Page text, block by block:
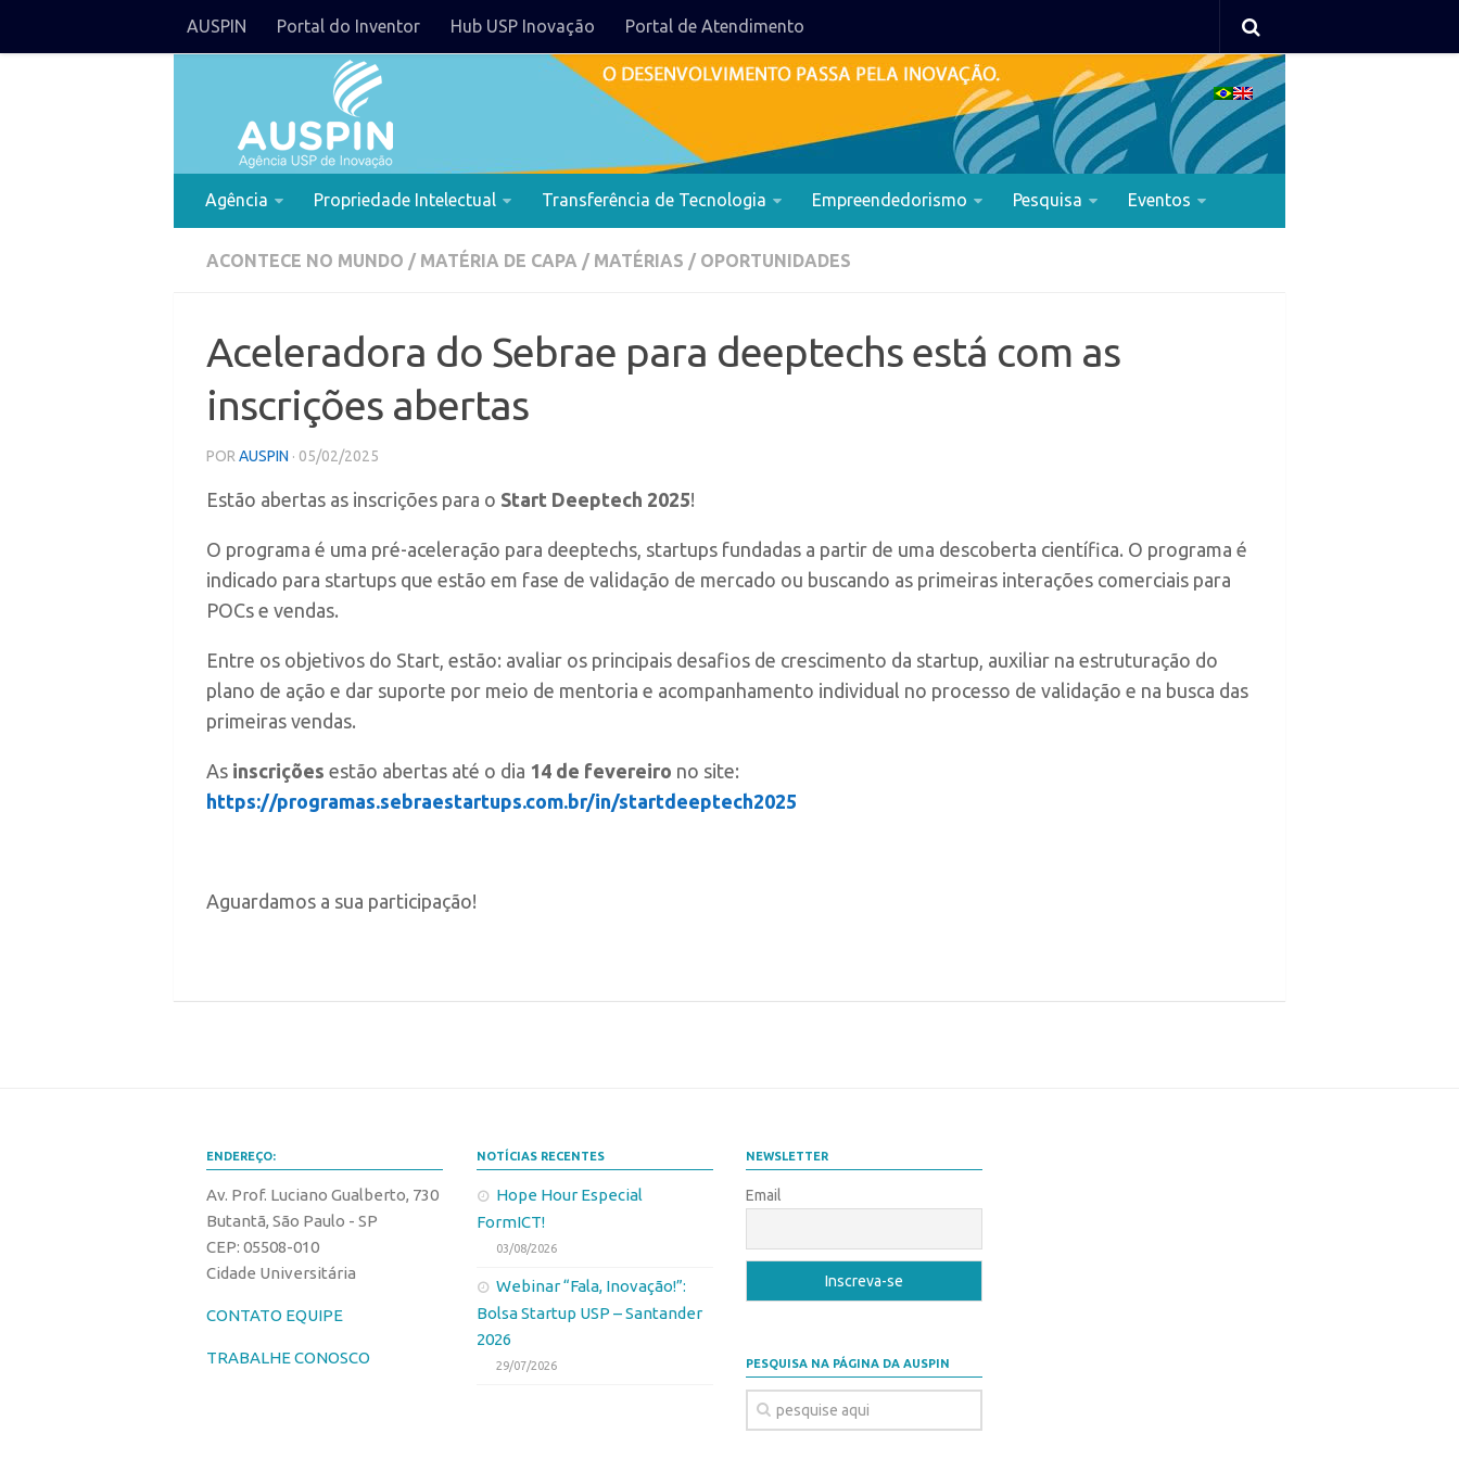
AUSPIN Portal do Inventor Hub USP Inovação Portal de Atendimento
Agência Propriedade Intelectual Transferência de Tecnologia Empreendedorismo Pesquisa Eventos
ACONTECE NO MUNDO / MATÉRIA DE CAPA / MATÉRIAS / OPORTUNIDADES
Aceleradora do Sebrae para deeptechs está com as
inscrições abertas
POR AUSPIN · 05/02/2025
Estão abertas as inscrições para o Start Deeptech 2025!
O programa é uma pré-aceleração para deeptechs, startups fundadas a partir de uma descoberta científica.​ O programa é
indicado para startups que estão em fase de validação de mercado ou buscando as primeiras interações comerciais para
POCs e vendas.
Entre os objetivos do Start, estão: avaliar os principais desafios de crescimento da startup, auxiliar na estruturação do
plano de ação e dar suporte por meio de mentoria e acompanhamento individual no processo de validação e na busca das
primeiras vendas.
As inscrições estão abertas até o dia 14 de fevereiro no site:
https://programas.sebraestartups.com.br/in/startdeeptech2025
Aguardamos a sua participação!
ENDEREÇO:
Av. Prof. Luciano Gualberto, 730
Butantã, São Paulo - SP
CEP: 05508-010
Cidade Universitária
CONTATO EQUIPE
TRABALHE CONOSCO
NOTÍCIAS RECENTES
Hope Hour Especial
FormICT!
03/08/2026
Webinar “Fala, Inovação!”:
Bolsa Startup USP – Santander
2026
29/07/2026
NEWSLETTER
Email
PESQUISA NA PÁGINA DA AUSPIN